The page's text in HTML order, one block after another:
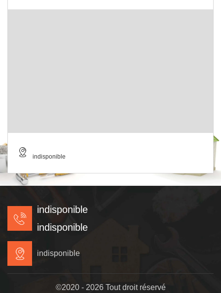
indisponible
indisponible
indisponible
indisponible
©2020 - 2026 Tout droit réservé